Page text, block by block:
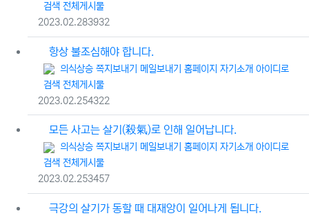
검색 전체게시물
등록일
2023.02.28조회
3932
항상 불조심해야 합니다.
등록자의식상승 쪽지보내기 메일보내기 홈페이지 자기소개 아이디로
검색 전체게시물
등록일
2023.02.25조회
4322
모든 사고는 살기(殺氣)로 인해 일어납니다.
등록자의식상승 쪽지보내기 메일보내기 홈페이지 자기소개 아이디로
검색 전체게시물
등록일
2023.02.25조회
3457
극강의 살기가 동할 때 대재앙이 일어나게 됩니다.